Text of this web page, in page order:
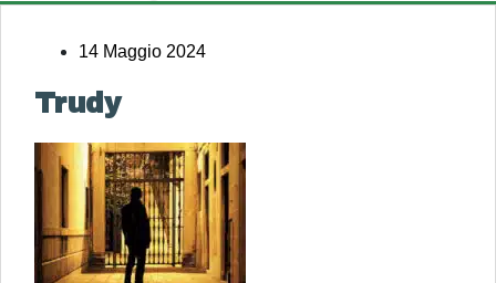
14 Maggio 2024
Trudy